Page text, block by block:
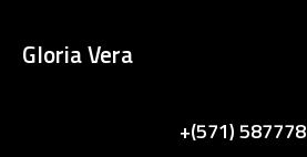
Gloria Vera
+(571)